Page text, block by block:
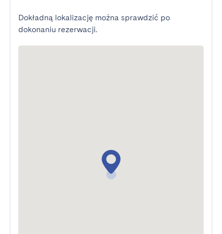
Dokładną lokalizację można sprawdzić po
dokonaniu rezerwacji.